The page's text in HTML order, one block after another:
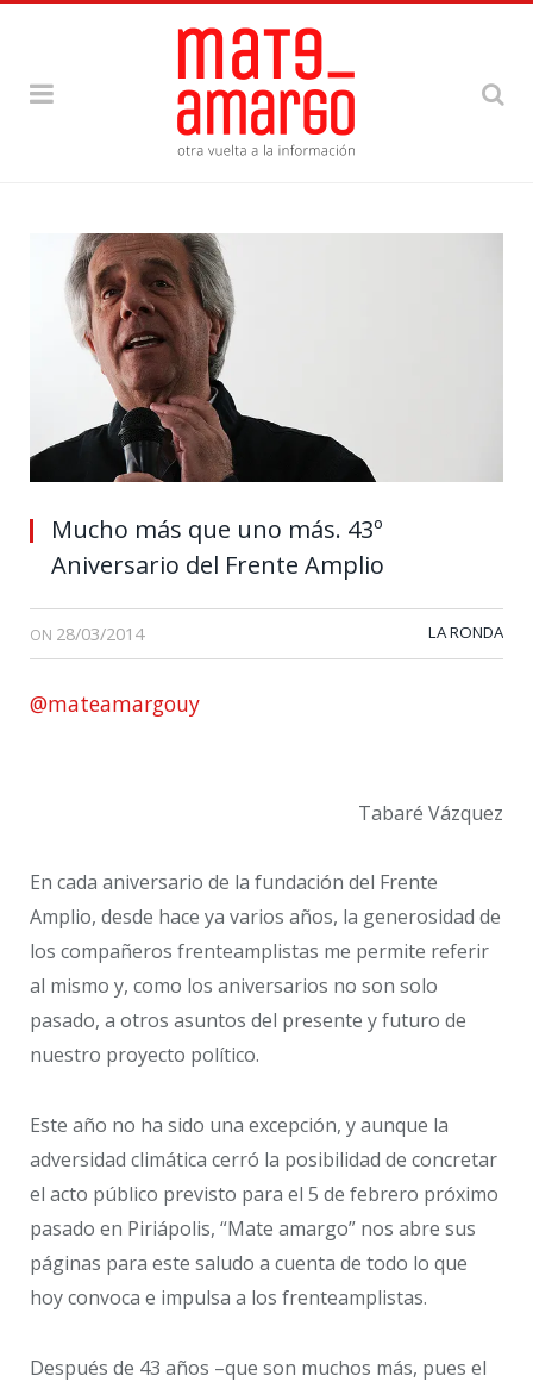
Mucho más que uno más. 43º
Aniversario del Frente Amplio
ON 28/03/2014 LA RONDA
@mateamargouy
Tabaré Vázquez
En cada aniversario de la fundación del Frente
Amplio, desde hace ya varios años, la generosidad de
los compañeros frenteamplistas me permite referir
al mismo y, como los aniversarios no son solo
pasado, a otros asuntos del presente y futuro de
nuestro proyecto político.
Este año no ha sido una excepción, y aunque la
adversidad climática cerró la posibilidad de concretar
el acto público previsto para el 5 de febrero próximo
pasado en Piriápolis, “Mate amargo” nos abre sus
páginas para este saludo a cuenta de todo lo que
hoy convoca e impulsa a los frenteamplistas.
Después de 43 años –que son muchos más, pues el